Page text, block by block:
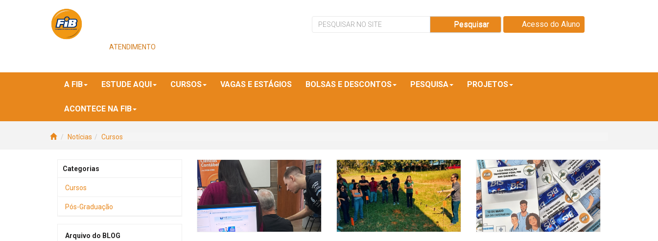
ATENDIMENTO
Pesquisar Acesso do Aluno
A FIB ESTUDE AQUI CURSOS VAGAS E ESTÁGIOS BOLSAS E DESCONTOS PESQUISA PROJETOS
ACONTECE NA FIB
Notícias Cursos
Categorias
Cursos
Pós-Graduação
Arquivo do BLOG